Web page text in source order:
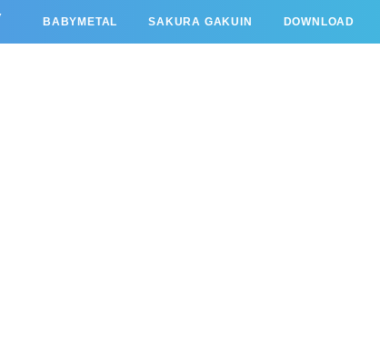
BABYMETAL SAKURA GAKUIN DOWNLOAD